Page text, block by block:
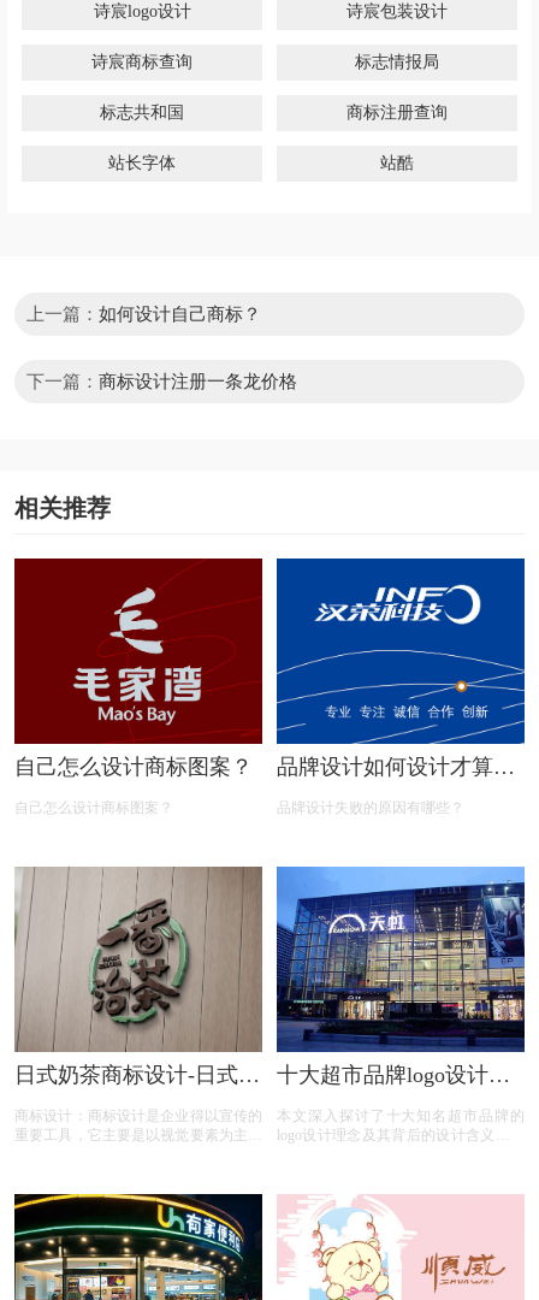
诗宸logo设计 诗宸包装设计
诗宸商标查询 标志情报局
标志共和国 商标注册查询
站长字体 站酷
上一篇： 如何设计自己商标？
下一篇： 商标设计注册一条龙价格
相关推荐
自己怎么设计商标图案？
自己怎么设计商标图案？
品牌设计如何设计才算成
品牌设计失败的原因有哪些？
日式奶茶商标设计-日式风
计？
商标设计：商标设计是企业得以宣传的
重要工具，它主要是以视觉要素为主要
小文将画册设计的具体解析及内容的资
料整理出来：
十大超市品牌logo设计都
场标志怎么设计大揭秘
本文深入探讨了十大知名超市品牌的
logo设计理念及其背后的设计含义，包
天虹百货、Wumart物美集团、Gome国
美电器和百联集团。文章详细分析了每
个品牌logo的颜色选择、图形元素和字
体设计，揭示了它们如何通过视觉符号
传达品牌价值观、企业文化和市场定
位。